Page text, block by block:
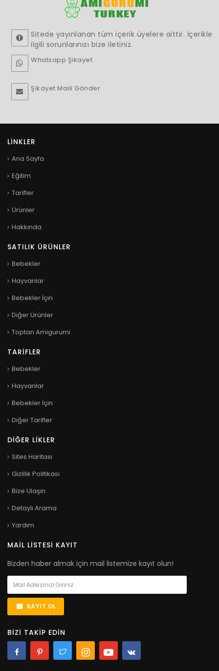
Sitede yayınlanan tüm içerik üyelere aittir. İçerikle
ilgili sorunlarınızı bize iletiniz.
Whatsapp Şikayet
Şikayet Maili Gönder
LINKLER
Ana Sayfa
Eğitim
Tarifler
Ürünler
Hakkında
SATILIK ÜRÜNLER
Bebekler
Hayvanlar
Bebekler İçin
Diğer Ürünler
Toptan Amigurumi
TARIFLER
Bebekler
Hayvanlar
Bebekler İçin
Diğer Tarifler
DIĞER LIKLER
Sites Haritası
Gizlilik Politikası
Bize Ulaşın
Detaylı Arama
Yardım
MAIL LISTESI KAYIT
Bizden haber almak için mail listemize kayıt olun!
KAYIT OL
BIZI TAKIP EDIN